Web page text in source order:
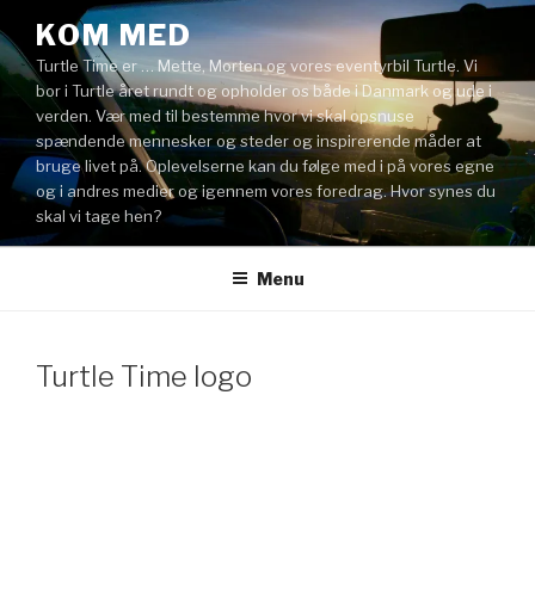
til
indhold
KOM MED
Turtle Time er … Mette, Morten og vores eventyrbil Turtle. Vi
bor i Turtle året rundt og opholder os både i Danmark og ude i
verden. Vær med til bestemme hvor vi skal opsnuse
spændende mennesker og steder og inspirerende måder at
bruge livet på. Oplevelserne kan du følge med i på vores egne
og i andres medier og igennem vores foredrag. Hvor synes du
skal vi tage hen?
Menu
Turtle Time logo